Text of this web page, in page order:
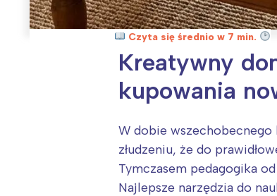
Czyta się średnio w 7 min.
Kreatywny
kupowania
W dobie
złudzeniu, że do
Tymczasem pedagogika
Najlepsze narzędzia do